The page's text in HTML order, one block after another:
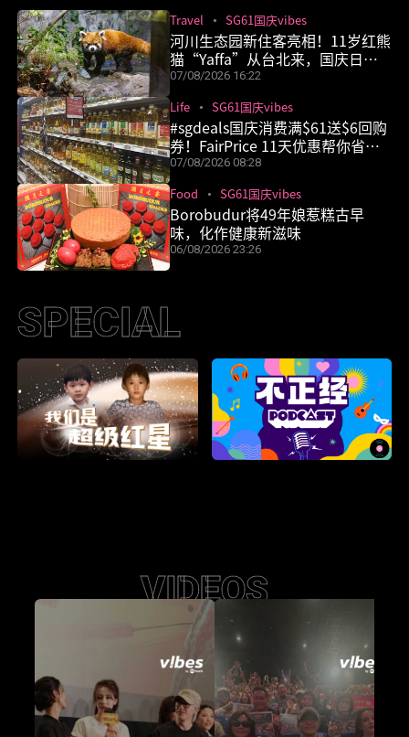
SG61国庆
vibes
什么鬼都
有
职场攻略
河川生态园新住客亮相！11岁红熊
猫“Yaffa”从台北来，国庆日周
末正式见客
Travel SG61国庆vibes
07/08/2026 16:22
#sgdeals国庆消费满$61送$6回购
券！FairPrice 11天优惠帮你省更
多
Life SG61国庆vibes
07/08/2026 08:28
Borobudur将49年娘惹糕古早
味，化作健康新滋味
Food SG61国庆vibes
06/08/2026 23:26
SPECIAL
VIDEOS